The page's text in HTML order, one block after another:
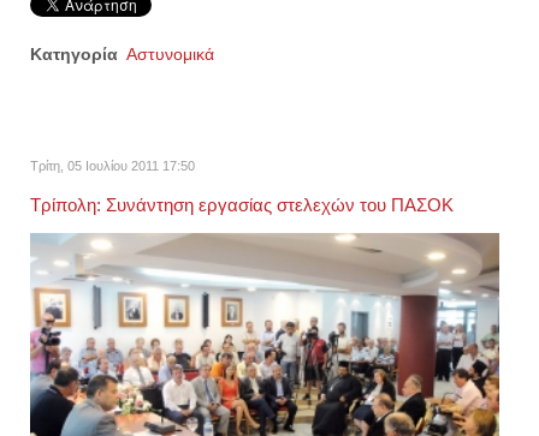
Κατηγορία Αστυνομικά
Τρίτη, 05 Ιουλίου 2011 17:50
Τρίπολη: Συνάντηση εργασίας στελεχών του ΠΑΣΟΚ